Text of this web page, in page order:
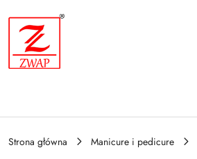
Przejdź do treści głównej
Przejdź do wyszukiwarki
Przejdź do moje konto
Przejdź do menu głównego
Przejdź do stopki
Strona główna Manicure i pedicure